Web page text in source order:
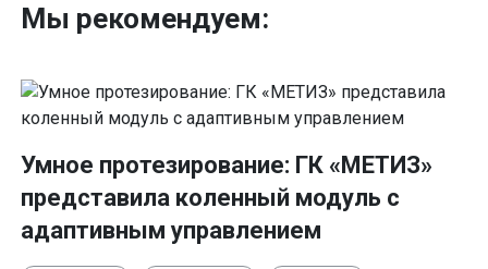
Мы рекомендуем:
Умное протезирование: ГК «МЕТИЗ»
представила коленный модуль с
адаптивным управлением